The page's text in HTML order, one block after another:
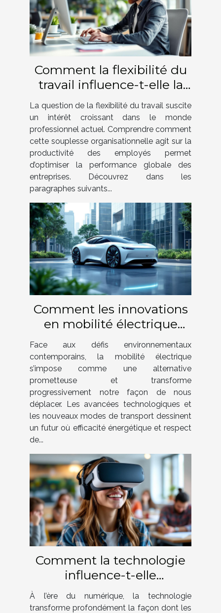
Comment la flexibilité du
travail influence-t-elle la
productivité des employés
?
La question de la flexibilité du travail suscite
un intérêt croissant dans le monde
professionnel actuel. Comprendre comment
cette souplesse organisationnelle agit sur la
productivité des employés permet
d’optimiser la performance globale des
entreprises. Découvrez dans les
paragraphes suivants...
Comment les innovations
en mobilité électrique
façonnent-elles notre futur
Face aux défis environnementaux
contemporains, la mobilité électrique
s’impose comme une alternative
prometteuse et transforme
progressivement notre façon de nous
déplacer. Les avancées technologiques et
les nouveaux modes de transport dessinent
un futur où efficacité énergétique et respect
de...
Comment la technologie
influence-t-elle
l'apprentissage des
langues ?
À l’ère du numérique, la technologie
transforme profondément la façon dont les